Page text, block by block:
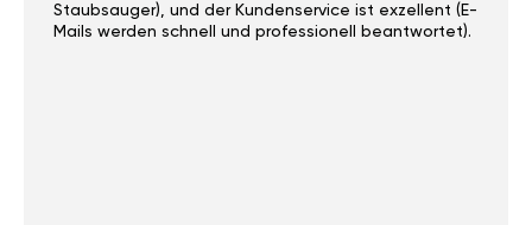
Staubsauger), und der Kundenservice ist exzellent (E-
Mails werden schnell und professionell beantwortet).